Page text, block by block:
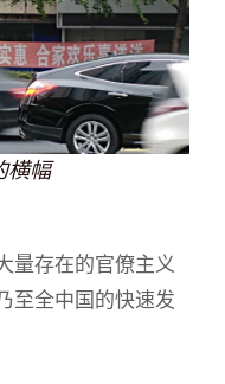
横幅
量存在的官僚主义
至全中国的快速发